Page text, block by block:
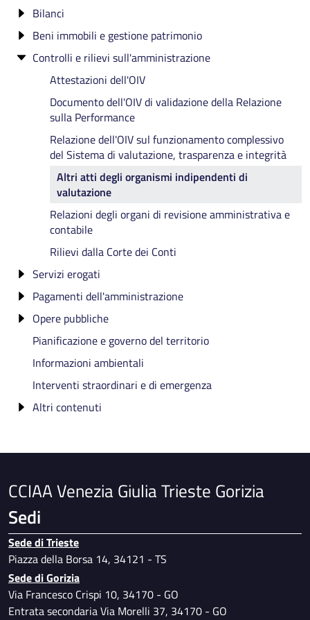
Incarichi conferiti e autorizzati ai dipendenti
Contrattazione collettiva
Contrattazione integrativa
OIV/Organismo con funzioni analoghe
Dati relativi ai premi
Bandi di gara e contratti fino al 31/12/2023
Criteri e modalità
Atti di concessione
Bilanci
Bilancio preventivo e consuntivo
Piano degli indicatori e risultati attesi di bilancio -
PIRA
Beni immobili e gestione patrimonio
Patrimonio immobiliare
Canoni di locazione o affitto
Controlli e rilievi sull'amministrazione
Attestazioni dell'OIV
Documento dell'OIV di validazione della Relazione
sulla Performance
Relazione dell'OIV sul funzionamento complessivo
del Sistema di valutazione, trasparenza e integrità
Altri atti degli organismi indipendenti di
valutazione
Relazioni degli organi di revisione amministrativa e
contabile
Rilievi dalla Corte dei Conti
Servizi erogati
Carta dei servizi e standard di qualità
Class Action
Costi contabilizzati
Servizi in rete
Pagamenti dell'amministrazione
Dati sui pagamenti
Indicatori di tempestività dei pagamenti
Ammontare complessivo dei debiti
IBAN e Pagamenti Informatici
Opere pubbliche
Informazioni relative ai nuclei di valutazione e
verifica degli investimenti pubblici
Atti di programmazione delle opere pubbliche
Tempi, costi unitari e indicatori di realizzazione delle
opere pubbliche in corso o completate
Pianificazione e governo del territorio
Informazioni ambientali
Interventi straordinari e di emergenza
Altri contenuti
Accessibilita' e Catalogo di dati, metadati e banche
Manuale di gestione e di conservazione
Piano per l'utilizzo del telelavoro
Specimen firme autorizzate
Dati ulteriori
CCIAA Venezia Giulia Trieste Gorizia
Sedi
Sede di Trieste
Piazza della Borsa 14, 34121 - TS
Sede di Gorizia
Via Francesco Crispi 10, 34170 - GO
Entrata secondaria Via Morelli 37, 34170 - GO